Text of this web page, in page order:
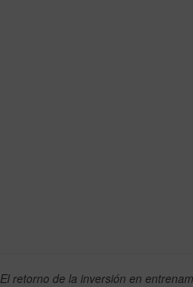
El retorno de la inversión en